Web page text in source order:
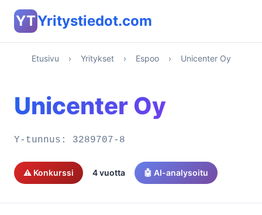
YTYritystiedot.com
Etusivu › Yritykset › Espoo › Unicenter Oy
Unicenter Oy
Y-tunnus: 3289707-8
⚠️ Konkurssi 4 vuotta 🤖 AI-analysoitu